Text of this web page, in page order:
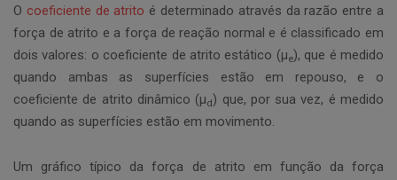
O coeficiente de atrito é determinado através da razão entre a
força de atrito e a força de reação normal e é classificado em
dois valores: o coeficiente de atrito estático (µe), que é medido
quando ambas as superfícies estão em repouso, e o
coeficiente de atrito dinâmico (µd) que, por sua vez, é medido
quando as superfícies estão em movimento.
Um gráfico típico da força de atrito em função da força